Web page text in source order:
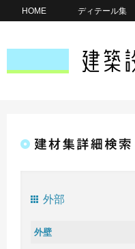
HOME ディテール集
外部
外壁